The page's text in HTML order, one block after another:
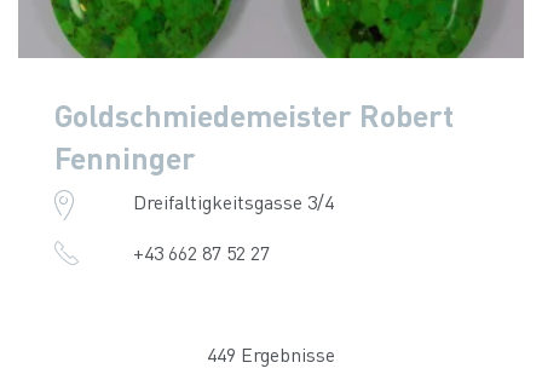
Goldschmiedemeister Robert
Fenninger
Dreifaltigkeitsgasse 3/4
+43 662 87 52 27
449 Ergebnisse